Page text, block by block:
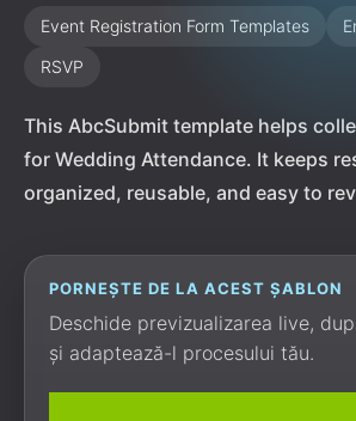
Event Registration Form Templates
RSVP
This AbcSubmit template helps
for Wedding Attendance. It keeps
organized, reusable, and easy to
PORNEȘTE DE LA ACEST ȘABLON
Deschide previzualizarea live,
și adaptează-l procesului tău.